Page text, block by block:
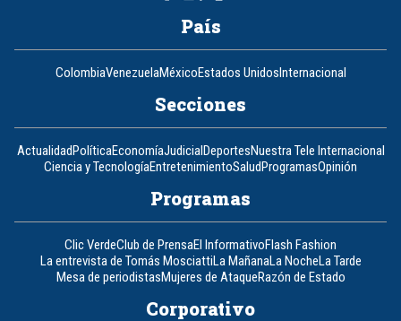
País
ColombiaVenezuelaMéxicoEstados UnidosInternacional
Secciones
ActualidadPolíticaEconomíaJudicialDeportesNuestra Tele Internacional
Ciencia y TecnologíaEntretenimientoSaludProgramasOpinión
Programas
Clic VerdeClub de PrensaEl InformativoFlash Fashion
La entrevista de Tomás MosciattiLa MañanaLa NocheLa Tarde
Mesa de periodistasMujeres de AtaqueRazón de Estado
Corporativo